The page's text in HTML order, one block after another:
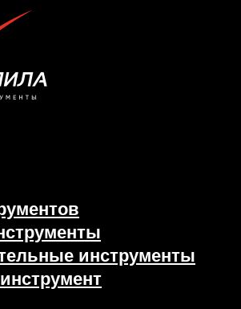
инструменты